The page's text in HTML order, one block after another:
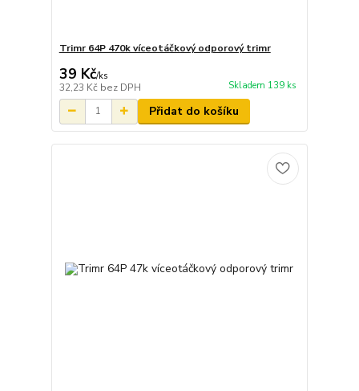
Trimr 64P 470k víceotáčkový odporový trimr
39 Kč/ks
32,23 Kč bez DPH Skladem 139 ks
Přidat do košíku